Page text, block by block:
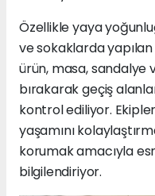
Özellikle yaya
ve sokaklarda
ürün, masa, sandalye
bırakarak geçiş
kontrol ediliyor.
yaşamını
korumak amacıyla
bilgilendiriyor.